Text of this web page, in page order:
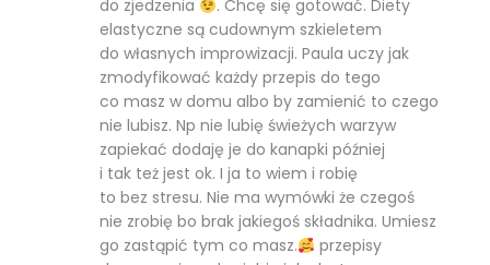
do zjedzenia
. Chcę się gotować. Diety
elastyczne są cudownym szkieletem
do własnych improwizacji. Paula uczy jak
zmodyfikować każdy przepis do tego
co masz w domu albo by zamienić to czego
nie lubisz. Np nie lubię świeżych warzyw
zapiekać dodaję je do kanapki później
i tak też jest ok. I ja to wiem i robię
to bez stresu. Nie ma wymówki że czegoś
nie zrobię bo brak jakiegoś składnika. Umiesz
go zastąpić tym co masz.
przepisy